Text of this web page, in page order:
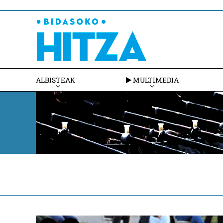
ALBISTEAK MULTIMEDIA